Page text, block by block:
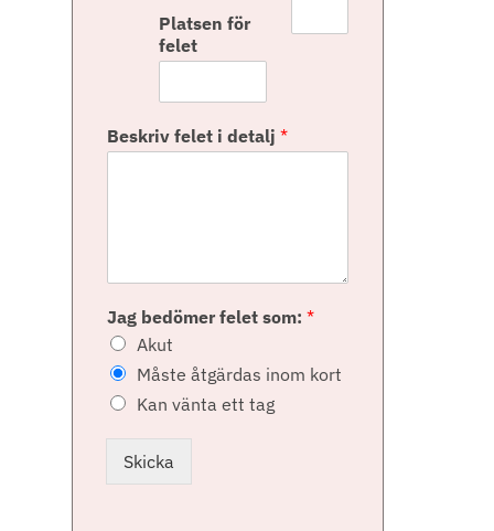
Platsen för
felet
Beskriv felet i detalj*
Jag bedömer felet som:*
Akut
Måste åtgärdas inom kort
Kan vänta ett tag
Skicka